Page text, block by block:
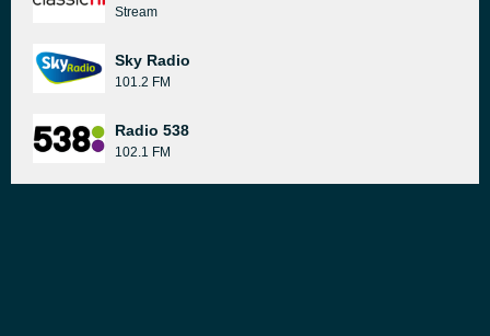
Stream
Sky Radio
101.2 FM
Radio 538
102.1 FM